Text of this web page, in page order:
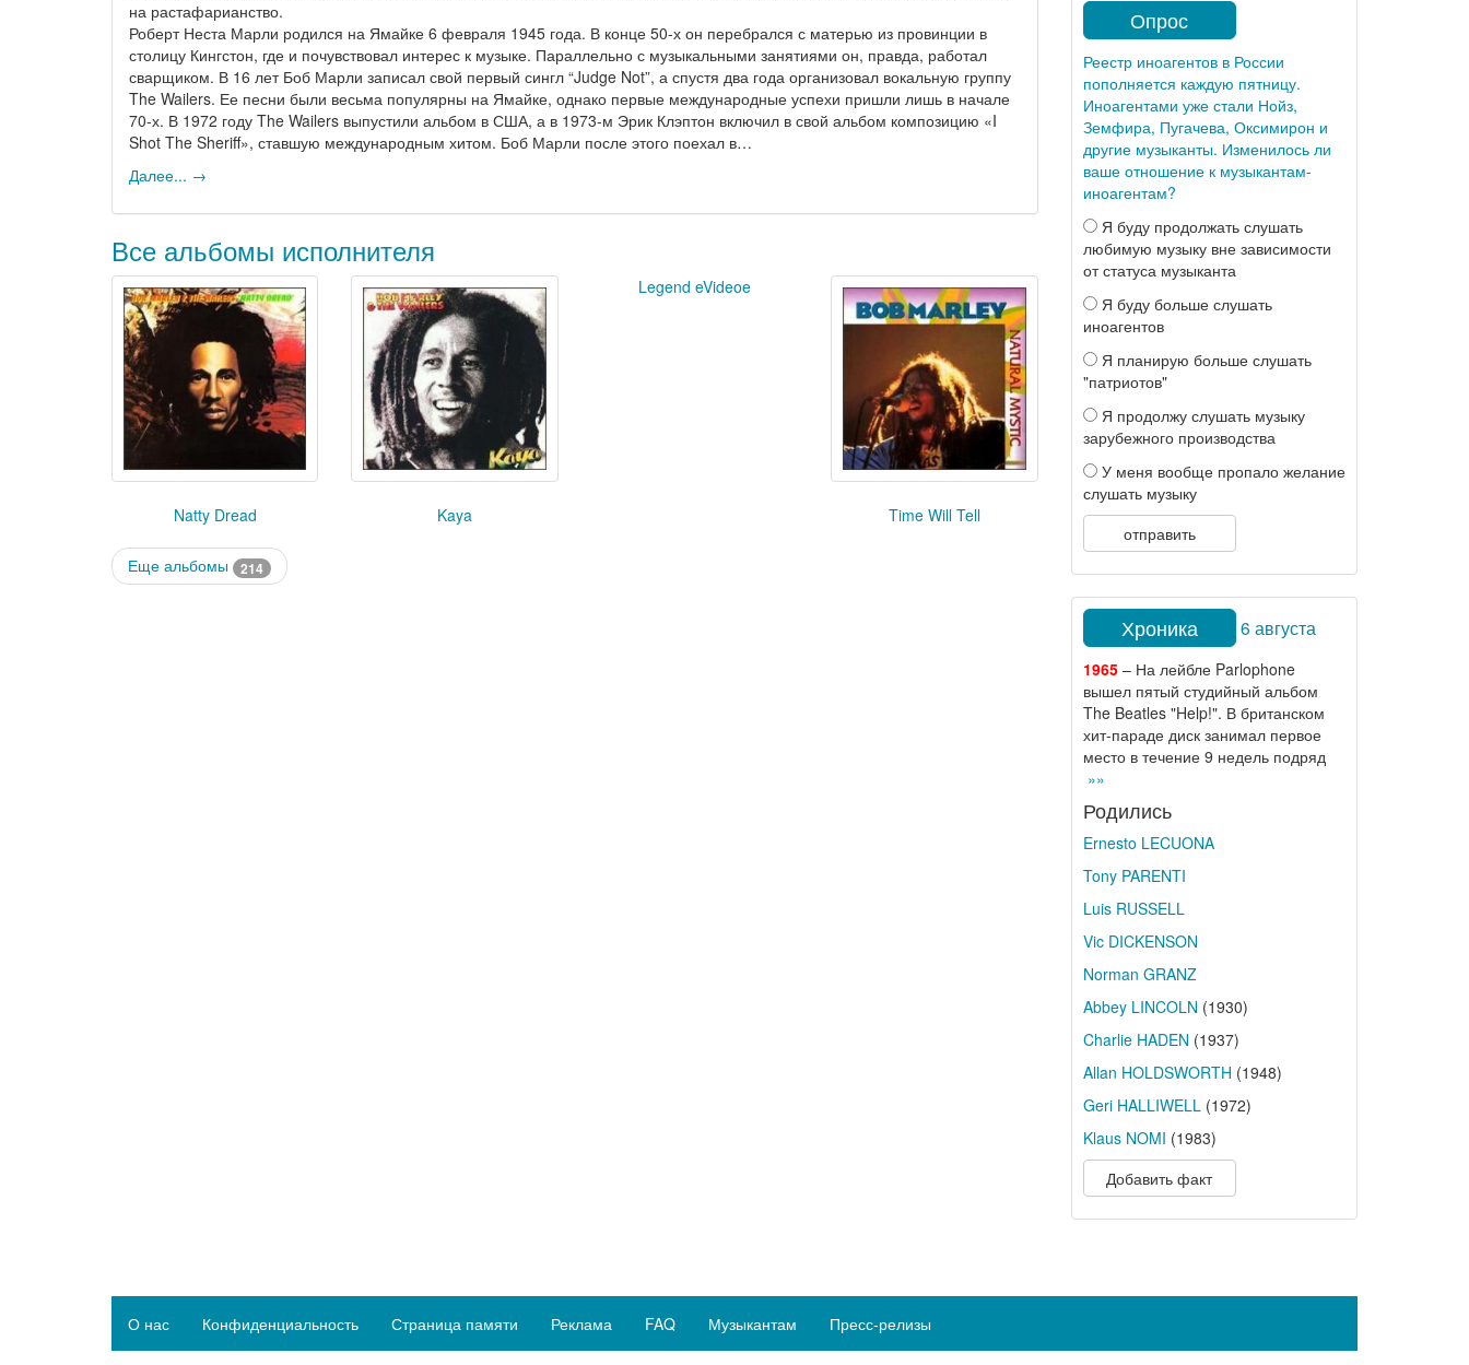
на растафарианство.
Роберт Неста Марли родился на Ямайке 6 февраля 1945 года. В конце 50-х он перебрался с матерью из провинции в
столицу Кингстон, где и почувствовал интерес к музыке. Параллельно с музыкальными занятиями он, правда, работал
сварщиком. В 16 лет Боб Марли записал свой первый сингл “Judge Not”, а спустя два года организовал вокальную группу
The Wailers. Ее песни были весьма популярны на Ямайке, однако первые международные успехи пришли лишь в начале
70-х. В 1972 году The Wailers выпустили альбом в США, а в 1973-м Эрик Клэптон включил в свой альбом композицию «I
Shot The Sheriff», ставшую международным хитом. Боб Марли после этого поехал в…
Далее... →
Все альбомы исполнителя
Natty Dread Kaya
Legend eVideoe
Time Will Tell
Еще альбомы 214
Опрос
Реестр иноагентов в России
пополняется каждую пятницу.
Иноагентами уже стали Нойз,
Земфира, Пугачева, Оксимирон и
другие музыканты. Изменилось ли
ваше отношение к музыкантам-
иноагентам?
Я буду продолжать слушать
любимую музыку вне зависимости
от статуса музыканта
Я буду больше слушать
иноагентов
Я планирую больше слушать
"патриотов"
Я продолжу слушать музыку
зарубежного производства
У меня вообще пропало желание
слушать музыку
отправить
Хроника 6 августа
1965– На лейбле Parlophone
вышел пятый студийный альбом
The Beatles "Help!". В британском
хит-параде диск занимал первое
место в течение 9 недель подряд
»»
Родились
Ernesto LECUONA
Tony PARENTI
Luis RUSSELL
Vic DICKENSON
Norman GRANZ
Abbey LINCOLN (1930)
Charlie HADEN (1937)
Allan HOLDSWORTH (1948)
Geri HALLIWELL(1972)
Klaus NOMI (1983)
Добавить факт
О нас Конфиденциальность Страница памяти Реклама FAQ Музыкантам Пресс-релизы